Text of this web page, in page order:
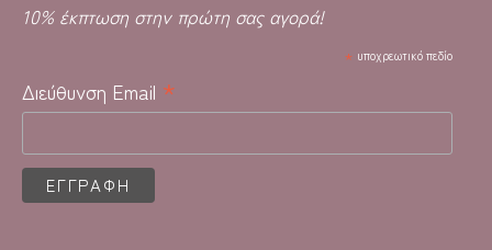
10% έκπτωση στην πρώτη σας αγορά!
* υποχρεωτικό πεδίο
Διεύθυνση Email *